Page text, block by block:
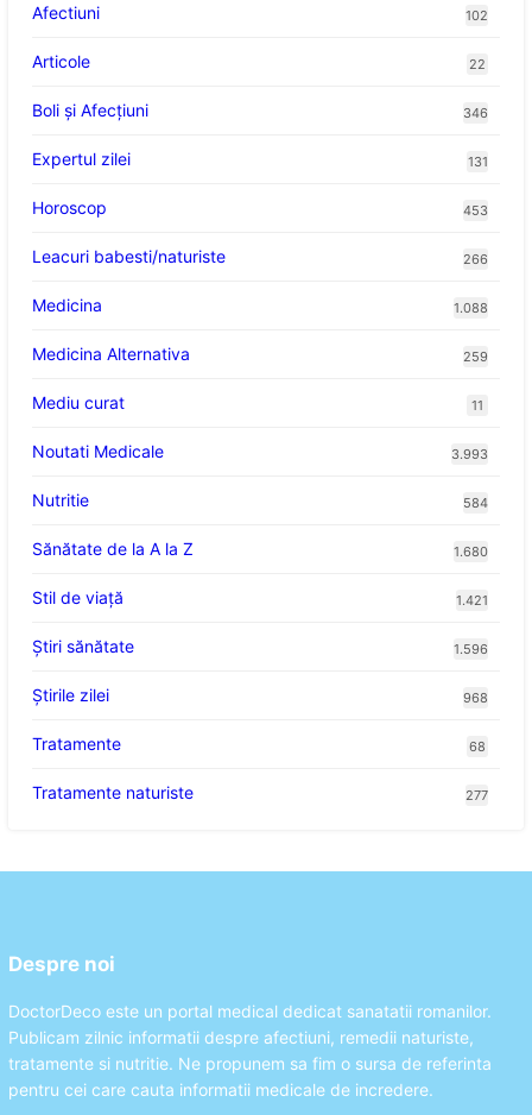
Afectiuni
102
Articole 22
Boli și Afecțiuni 346
Expertul zilei 131
Horoscop 453
Leacuri babesti/naturiste 266
Medicina 1.088
Medicina Alternativa 259
Mediu curat 11
Noutati Medicale 3.993
Nutritie 584
Sănătate de la A la Z 1.680
Stil de viaţă 1.421
Ştiri sănătate 1.596
Știrile zilei 968
Tratamente 68
Tratamente naturiste 277
Despre noi
DoctorDeco este un portal medical dedicat sanatatii romanilor.
Publicam zilnic informatii despre afectiuni, remedii naturiste,
tratamente si nutritie. Ne propunem sa fim o sursa de referinta
pentru cei care cauta informatii medicale de incredere.